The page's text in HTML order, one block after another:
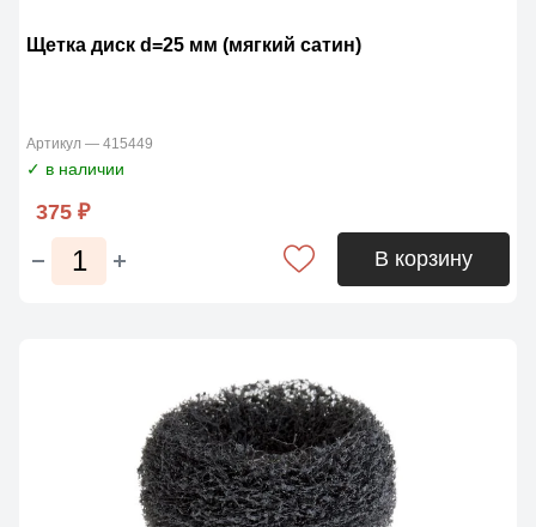
Щетка диск d=25 мм (мягкий сатин)
Артикул — 415449
✓ в наличии
375 ₽
В корзину